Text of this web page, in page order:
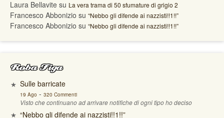
Laura Bellavite su La vera trama di 50 sfumature di grigio 2
Francesco Abbonizio su “Nebbo gli difende ai nazzisti!!1!!”
Francesco Abbonizio su “Nebbo gli difende ai nazzisti!!1!!”
Roba Figa
Sulle barricate
19 Ago - 320 Commenti
Visto che continuano ad arrivare notifiche di ogni tipo ho deciso
“Nebbo gli difende ai nazzisti!!1!!”